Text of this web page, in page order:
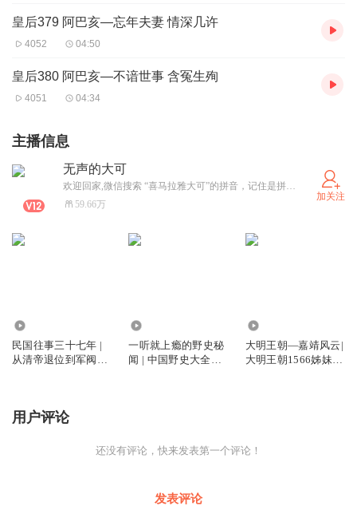
皇后379 阿巴亥—忘年夫妻 情深几许
4052 04:50
皇后380 阿巴亥—不谙世事 含冤生殉
4051 04:34
主播信息
无声的大可
欢迎回家,微信搜索 “喜马拉雅大可”的拼音，记住是拼音哦。
59.66万
加关注
民国往事三十七年 |
从清帝退位到军阀混
一听就上瘾的野史秘
闻 | 中国野史大全集 |
大明王朝—嘉靖风云|
大明王朝1566姊妹
用户评论
还没有评论，快来发表第一个评论！
发表评论